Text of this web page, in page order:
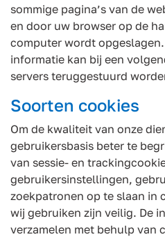
sommige pagina’s van de
en door uw browser op de
computer wordt
informatie kan bij een
servers teruggestuurd
Soorten cookies
Om de kwaliteit van onze
gebruikersbasis beter te
van sessie- en
gebruikersinstellingen,
zoekpatronen op te slaan in
wij gebruiken zijn veilig. De
verzamelen met behulp van